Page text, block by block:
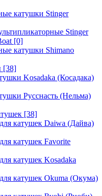
катушки Stinger
Stinger
[0]
катушки Shimano
[38]
Kosadaka (Косадака)
Русснасть (Нельма)
[38]
катушек Daiwa (Дайва)
катушек Favorite
катушек Kosadaka
катушек Okuma (Окума)